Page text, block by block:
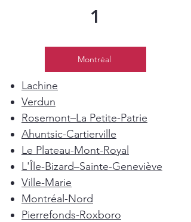
1
Montréal
Lachine
Verdun
Rosemont–La Petite-Patrie
Ahuntsic-Cartierville
Le Plateau-Mont-Royal
L'Île-Bizard–Sainte-Geneviève
Ville-Marie
Montréal-Nord
Pierrefonds-Roxboro